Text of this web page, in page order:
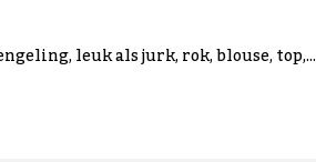
leuk als jurk, rok, blouse, top,...